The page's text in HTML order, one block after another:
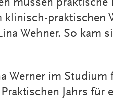
müssen
praktischen
Wehner. So
Werner im Studium
Jahrs für